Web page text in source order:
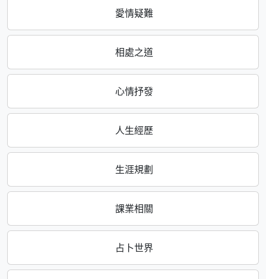
愛情疑難
相處之道
心情抒發
人生經歷
生涯規劃
課業相關
占卜世界